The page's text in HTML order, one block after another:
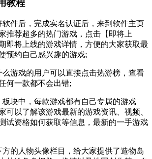
教程
软件后，完成实名认证后，来到软件主页
推荐超多的热门游戏，点击【即将上
即将上线的游戏详情，方便的大家获取最
预约自己感兴趣的游戏;
游戏的用户可以直接点击热游榜，查看
何一款都不会出错;
板块中，每款游戏都有自己专属的游戏
可以了解该游戏最新的游戏资讯、视频、
试资格如何获取等信息，最新的一手游戏
方的人物头像栏目，给大家提供了造物岛